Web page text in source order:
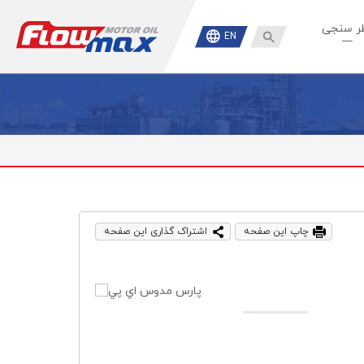
سنجی
 EN
اشتراک گذاری این صفحه چاپ این صفحه